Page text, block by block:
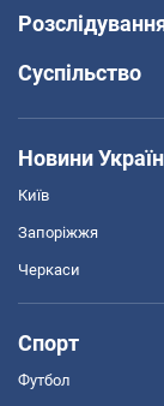
Суспільство
Новини
Київ
Запоріжжя
Черкаси
Спорт
Футбол